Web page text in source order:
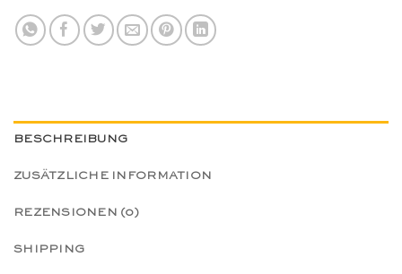
BESCHREIBUNG
ZUSÄTZLICHE INFORMATION
REZENSIONEN (0)
SHIPPING